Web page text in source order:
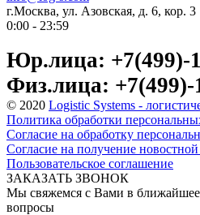
г.Москва, ул. Азовская, д. 6, кор. 3
0:00 - 23:59
Юр.лица: +7(499)-
Физ.лица: +7(499)-
© 2020 Logistic Systems -
Политика обработки
Согласие на обработку
Согласие на получение
Пользовательское соглашение
ЗАКАЗАТЬ ЗВОНОК
Мы свяжемся с Вами в
вопросы